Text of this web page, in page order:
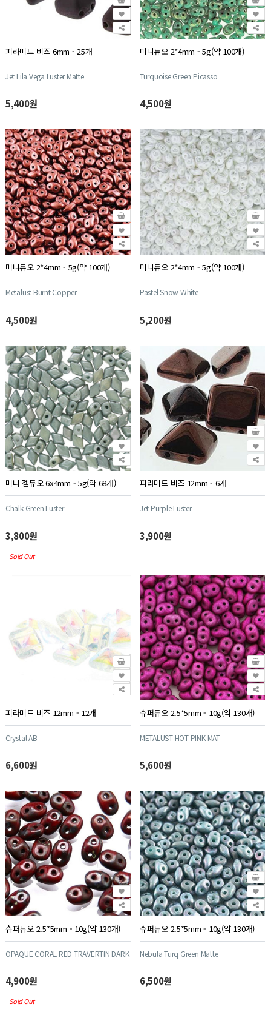
피라미드 비즈 6mm - 25개
Jet Lila Vega Luster Matte
5,400원
미니듀오 2*4mm - 5g(약 100개)
Turquoise Green Picasso
4,500원
미니듀오 2*4mm - 5g(약 100개)
Metalust Burnt Copper
4,500원
미니듀오 2*4mm - 5g(약 100개)
Pastel Snow White
5,200원
미니 젬듀오 6x4mm - 5g(약 68개)
Chalk Green Luster
3,800원
Sold Out
피라미드 비즈 12mm - 6개
Jet Purple Luster
3,900원
피라미드 비즈 12mm - 12개
Crystal AB
6,600원
슈퍼듀오 2.5*5mm - 10g(약 130개)
METALUST HOT PINK MAT
5,600원
슈퍼듀오 2.5*5mm - 10g(약 130개)
OPAQUE CORAL RED TRAVERTIN DARK
4,900원
Sold Out
슈퍼듀오 2.5*5mm - 10g(약 130개)
Nebula Turq Green Matte
6,500원